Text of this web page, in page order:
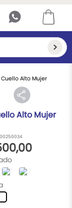
Alto Mujer
Alto Mujer
,00